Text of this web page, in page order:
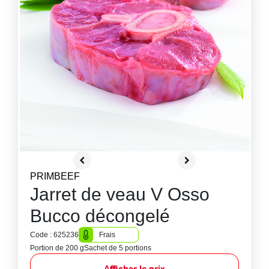
PRIMBEEF
Jarret de veau V Osso
Bucco décongelé
Code : 625236
Frais
Portion de 200 gSachet de 5 portions